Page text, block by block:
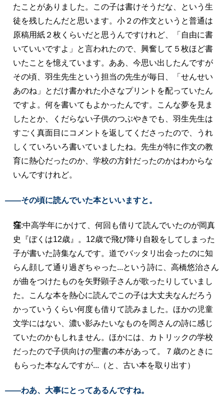
たことがありました。この子は書けそうだな、という生
徒を残したんだと思います。小２の作文というと普通は
原稿用紙２枚くらいだと思うんですけれど、「自由に書
いていいですよ」と言われたので、興奮して５枚ほど書
いたことを憶えています。ああ、今思い出したんですが
その頃、羽生先生という担当の先生が毎日、「せんせい
あのね」とだけ書かれた小さなプリントを配っていたん
ですよ。何を書いてもよかったんです。こんな夢を見ま
したとか、くだらない子供のつぶやきでも、羽生先生は
すごく真面目にコメントを返してくださったので、うれ
しくていろいろ書いていましたね。先生が特に作文の教
育に熱心だったのか、学校の方針だったのかはわからな
いんですけれど。
――その頃に読んでいた本といいますと。
窪:中高学年にかけて、何回も借りて読んでいたのが岡真
史『ぼくは12歳』。12歳で飛び降り自殺をしてしまった
子が書いた詩集なんです。道でバッタリ出会ったのに知
らん顔して通り過ぎちゃった...という詩に、高橋悠治さん
が曲をつけたものを矢野顕子さんが歌ったりしていまし
た。こんな本を熱心に読んでこの子は大丈夫なんだろう
かっていうくらい何度も借りて読みました。ほかの児童
文学にはない、濃い影みたいなものを岡さんの詩に感じ
ていたのかもしれません。ほかには、カトリックの学校
だったので子供向けの聖書の本があって。７歳のときに
もらった本なんですが...（と、古い本を取り出す）
――わあ、大事にとってあるんですね。